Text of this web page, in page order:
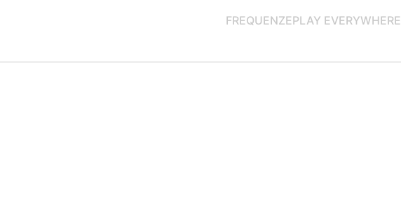
FREQUENZEPLAY EVERYWHERE